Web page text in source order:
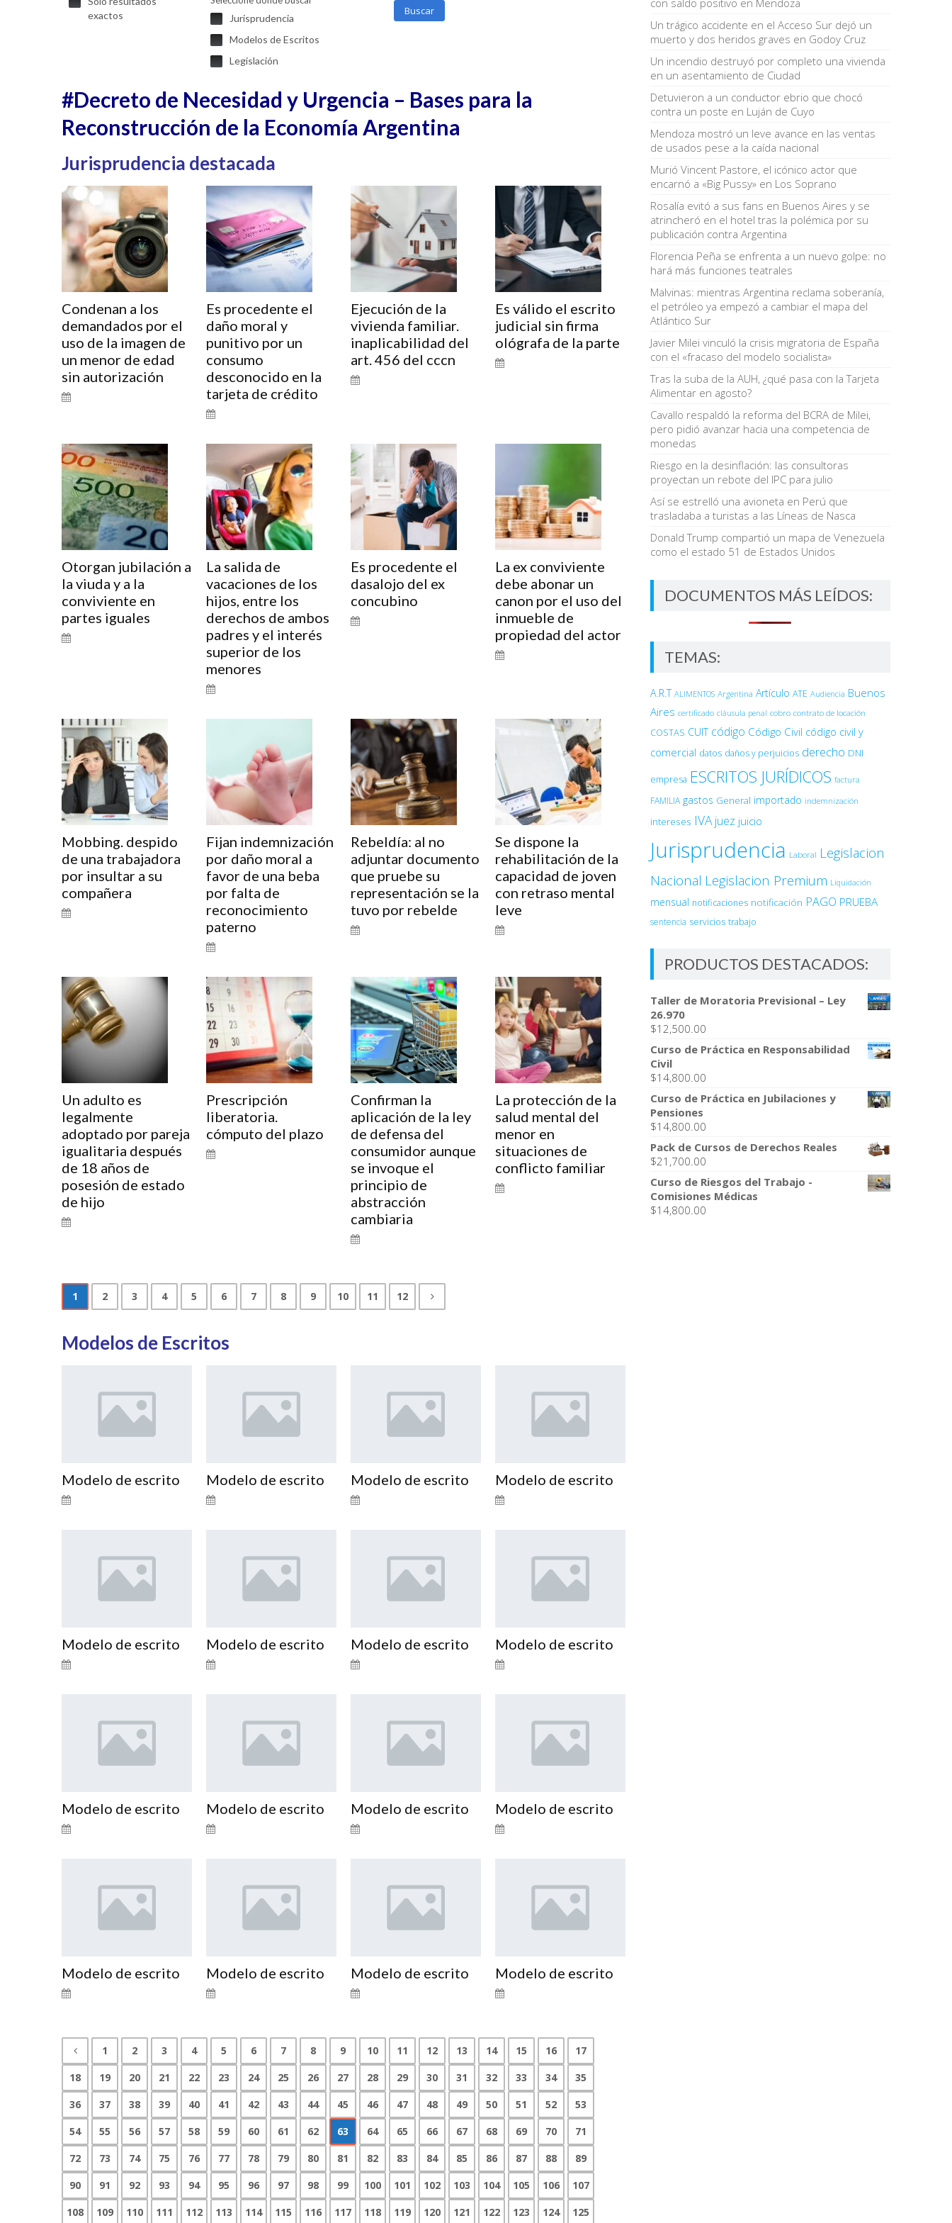
exactos
Jurisprudencia
Modelos de Escritos
Legislación
Buscar
#Decreto de Necesidad y Urgencia – Bases para la
Reconstrucción de la Economía Argentina
Jurisprudencia destacada
Condenan a los
demandados por el
uso de la imagen de
un menor de edad
sin autorización
Es procedente el
daño moral y
punitivo por un
consumo
desconocido en la
tarjeta de crédito
Ejecución de la
vivienda familiar.
inaplicabilidad del
art. 456 del cccn
Es válido el escrito
judicial sin firma
ológrafa de la parte
Otorgan jubilación a
la viuda y a la
conviviente en
partes iguales
La salida de
vacaciones de los
hijos, entre los
derechos de ambos
padres y el interés
superior de los
menores
Es procedente el
dasalojo del ex
concubino
La ex conviviente
debe abonar un
canon por el uso del
inmueble de
propiedad del actor
Mobbing. despido
de una trabajadora
por insultar a su
compañera
Fijan indemnización
por daño moral a
favor de una beba
por falta de
reconocimiento
paterno
Rebeldía: al no
adjuntar documento
que pruebe su
representación se la
tuvo por rebelde
Se dispone la
rehabilitación de la
capacidad de joven
con retraso mental
leve
Un adulto es
legalmente
adoptado por pareja
igualitaria después
de 18 años de
posesión de estado
de hijo
Prescripción
liberatoria.
cómputo del plazo
Confirman la
aplicación de la ley
de defensa del
consumidor aunque
se invoque el
principio de
abstracción
cambiaria
La protección de la
salud mental del
menor en
situaciones de
conflicto familiar
1 2 3 4 5 6 7 8 9 10 11 12
Modelos de Escritos
Modelo de escrito Modelo de escrito Modelo de escrito Modelo de escrito
Modelo de escrito Modelo de escrito Modelo de escrito Modelo de escrito
Modelo de escrito Modelo de escrito Modelo de escrito Modelo de escrito
Modelo de escrito Modelo de escrito Modelo de escrito Modelo de escrito
1 2 3 4 5 6 7 8 9 10 11 12 13 14 15 16
17
18
19 20 21 22 23 24 25 26 27 28 29 30 31 32 33 34
35
36
37 38 39 40 41 42 43 44 45 46 47 48 49 50 51 52
53
54
55 56 57 58 59 60 61 62 63 64 65 66 67 68 69 70
71
72
73 74 75 76 77 78 79 80 81 82 83 84 85 86 87 88
89
90
91 92 93 94 95 96 97 98 99 100 101 102 103 104 105 106
107
108
109 110 111 112 113 114 115 116 117 118 119 120 121 122 123 124 125
con saldo positivo en Mendoza
Un trágico accidente en el Acceso Sur dejó un
muerto y dos heridos graves en Godoy Cruz
Un incendio destruyó por completo una vivienda
en un asentamiento de Ciudad
Detuvieron a un conductor ebrio que chocó
contra un poste en Luján de Cuyo
Mendoza mostró un leve avance en las ventas
de usados pese a la caída nacional
Murió Vincent Pastore, el icónico actor que
encarnó a «Big Pussy» en Los Soprano
Rosalía evitó a sus fans en Buenos Aires y se
atrincheró en el hotel tras la polémica por su
publicación contra Argentina
Florencia Peña se enfrenta a un nuevo golpe: no
hará más funciones teatrales
Malvinas: mientras Argentina reclama soberanía,
el petróleo ya empezó a cambiar el mapa del
Atlántico Sur
Javier Milei vinculó la crisis migratoria de España
con el «fracaso del modelo socialista»
Tras la suba de la AUH, ¿qué pasa con la Tarjeta
Alimentar en agosto?
Cavallo respaldó la reforma del BCRA de Milei,
pero pidió avanzar hacia una competencia de
monedas
Riesgo en la desinflación: las consultoras
proyectan un rebote del IPC para julio
Así se estrelló una avioneta en Perú que
trasladaba a turistas a las Líneas de Nasca
Donald Trump compartió un mapa de Venezuela
como el estado 51 de Estados Unidos
DOCUMENTOS MÁS LEÍDOS:
TEMAS:
A.R.T ALIMENTOS Argentina Artículo ATE Audiencia Buenos
Aires certificado cláusula penal cobro contrato de locación
COSTAS CUIT código Código Civil código civil y
comercial datos daños y perjuicios derecho DNI
empresa ESCRITOS JURÍDICOS factura
FAMILIA gastos General importado indemnización
intereses IVA juez juicio
Jurisprudencia Laboral Legislacion
Nacional Legislacion Premium Liquidación
mensual notificaciones notificación PAGO PRUEBA
sentencia servicios trabajo
PRODUCTOS DESTACADOS:
Taller de Moratoria Previsional – Ley
26.970
$12,500.00
Curso de Práctica en Responsabilidad
Civil
$14,800.00
Curso de Práctica en Jubilaciones y
Pensiones
$14,800.00
Pack de Cursos de Derechos Reales
$21,700.00
Curso de Riesgos del Trabajo -
Comisiones Médicas
$14,800.00